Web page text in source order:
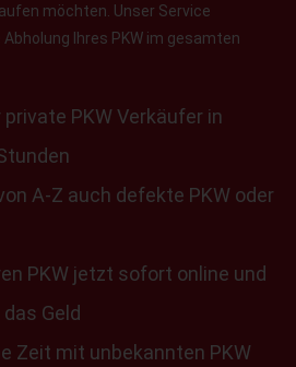
möchten. Unser Service
Ihres PKW im gesamten
PKW Verkäufer in
A-Z auch defekte PKW oder
PKW jetzt sofort online und
Geld
Zeit mit unbekannten PKW